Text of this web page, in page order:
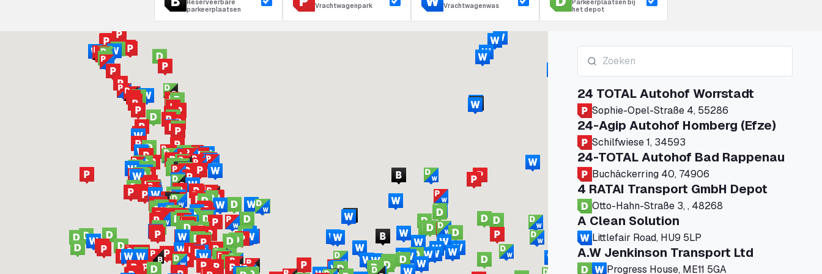
Reserveerbare
parkeerplaatsen
Vrachtwagenpark Vrachtwagenwas
Parkeerplaatsen bij
het depot
24 TOTAL Autohof Worrstadt
Sophie-Opel-Straße 4, 55286
24-Agip Autohof Homberg (Efze)
Schilfwiese 1, 34593
24-TOTAL Autohof Bad Rappenau
Buchäckerring 40, 74906
4 RATAI Transport GmbH Depot
Otto-Hahn-Straße 3, , 48268
A Clean Solution
Littlefair Road, HU9 5LP
A.W Jenkinson Transport Ltd
Progress House, ME11 5GA